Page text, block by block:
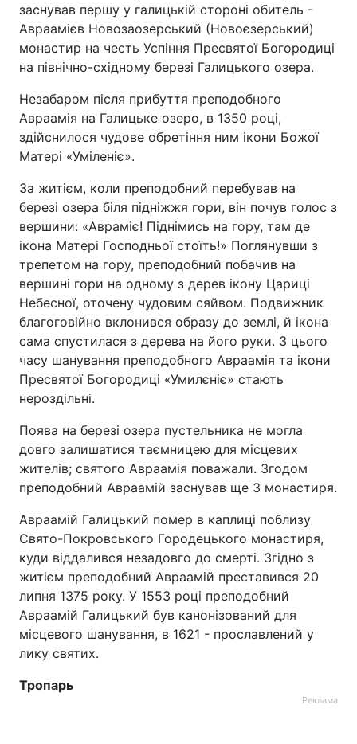
заснував першу у галицькій стороні обитель -
Авраамієв Новозаозерський (Новоєзерський)
монастир на честь Успіння Пресвятої Богородиці
на північно-східному березі Галицького озера.
Незабаром після прибуття преподобного
Авраамія на Галицьке озеро, в 1350 році,
здійснилося чудове обретіння ним ікони Божої
Матері «Уміленіє».
За житієм, коли преподобний перебував на
березі озера біля підніжжя гори, він почув голос з
вершини: «Авраміє! Піднімись на гору, там де
ікона Матері Господньої стоїть!» Поглянувши з
трепетом на гору, преподобний побачив на
вершині гори на одному з дерев ікону Цариці
Небесної, оточену чудовим сяйвом. Подвижник
благоговійно вклонився образу до землі, й ікона
сама спустилася з дерева на його руки. З цього
часу шанування преподобного Авраамія та ікони
Пресвятої Богородиці «Умилєніє» стають
нероздільні.
Поява на березі озера пустельника не могла
довго залишатися таємницею для місцевих
жителів; святого Авраамія поважали. Згодом
преподобний Авраамій заснував ще 3 монастиря.
Авраамій Галицький помер в каплиці поблизу
Свято-Покровського Городецького монастиря,
куди віддалився незадовго до смерті. Згідно з
житієм преподобний Авраамій преставився 20
липня 1375 року. У 1553 році преподобний
Авраамій Галицький був канонізований для
місцевого шанування, в 1621 - прославлений у
лику святих.
Тропарь
Реклама